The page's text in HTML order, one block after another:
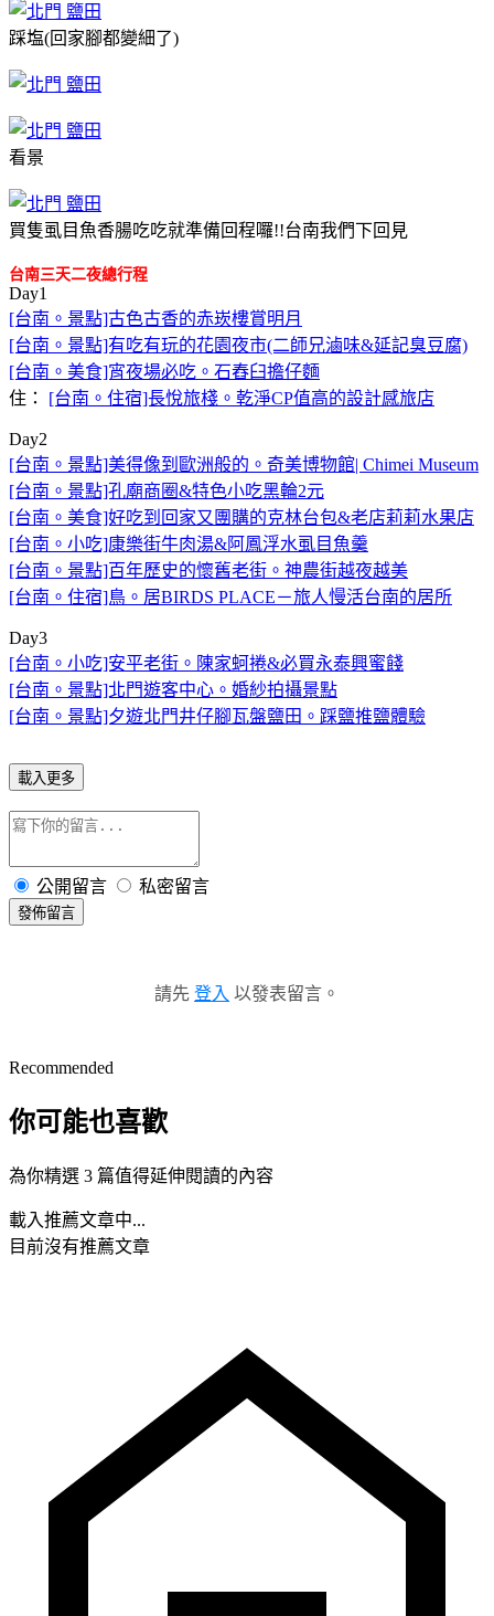
踩塩(回家腳都變細了)
看景
買隻虱目魚香腸吃吃就準備回程囉!!台南我們下回見
台南三天二夜總行程
Day1
[台南。景點]古色古香的赤崁樓賞明月
[台南。景點]有吃有玩的花園夜市(二師兄滷味&延記臭豆腐)
[台南。美食]宵夜場必吃。石舂臼擔仔麵
住： [台南。住宿]長悅旅棧。乾淨CP值高的設計感旅店
Day2
[台南。景點]美得像到歐洲般的。奇美博物館| Chimei Museum
[台南。景點]孔廟商圈&特色小吃黑輪2元
[台南。美食]好吃到回家又團購的克林台包&老店莉莉水果店
[台南。小吃]康樂街牛肉湯&阿鳳浮水虱目魚羹
[台南。景點]百年歷史的懷舊老街。神農街越夜越美
[台南。住宿]鳥。居BIRDS PLACE－旅人慢活台南的居所
Day3
[台南。小吃]安平老街。陳家蚵捲&必買永泰興蜜餞
[台南。景點]北門遊客中心。婚紗拍攝景點
[台南。景點]夕遊北門井仔腳瓦盤鹽田。踩鹽推鹽體驗
載入更多
公開留言 私密留言
發佈留言
請先 登入 以發表留言。
Recommended
你可能也喜歡
為你精選 3 篇值得延伸閱讀的內容
載入推薦文章中...
目前沒有推薦文章